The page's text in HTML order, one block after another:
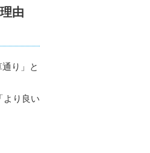
由
り」と
より良い